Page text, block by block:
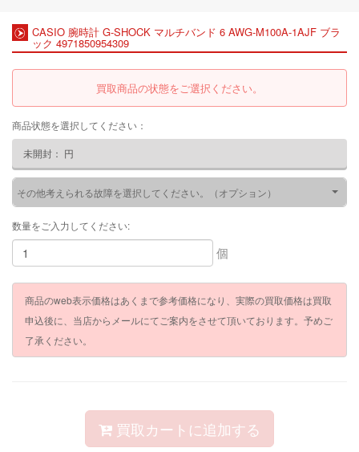
CASIO 腕時計 G-SHOCK マルチバンド 6 AWG-M100A-1AJF ブラ
ック 4971850954309
買取商品の状態をご選択ください。
商品状態を選択してください：
未開封： 円
その他考えられる故障を選択してください。（オプション）
数量をご入力してください:
個
商品のweb表示価格はあくまで参考価格になり、実際の買取価格は買取
申込後に、当店からメールにてご案内をさせて頂いております。予めご
了承ください。
買取カートに追加する